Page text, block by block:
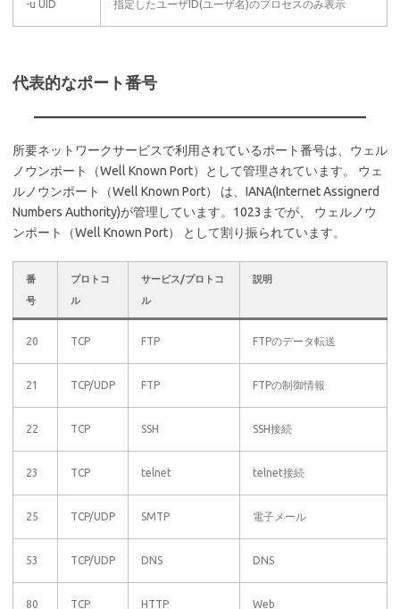
-u UID 指定したユーザID(ユーザ名)のプロセスのみ表示
代表的なポート番号
所要ネットワークサービスで利用されているポート番号は、ウェル
ノウンポート（Well Known Port）として管理されています。 ウェ
ルノウンポート（Well Known Port） は、IANA(Internet Assignerd
Numbers Authority)が管理しています。1023までが、 ウェルノウ
ンポート（Well Known Port） として割り振られています。
番
号
プロトコ
ル
サービス/プロトコ
ル
説明
20 TCP FTP FTPのデータ転送
21 TCP/UDP FTP FTPの制御情報
22 TCP SSH SSH接続
23 TCP telnet telnet接続
25 TCP/UDP SMTP 電子メール
53 TCP/UDP DNS DNS
80 TCP HTTP Web